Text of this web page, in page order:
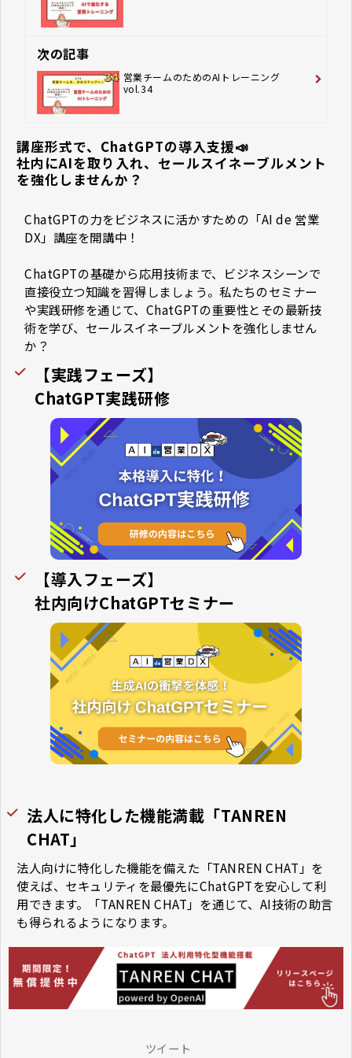
次の記事
営業チームのためのAIトレーニング
vol.34
講座形式で、ChatGPTの導入支援📣
社内にAIを取り入れ、セールスイネーブルメント
を強化しませんか？
ChatGPTの力をビジネスに活かすための「AI de 営業
DX」講座を開講中！
ChatGPTの基礎から応用技術まで、ビジネスシーンで
直接役立つ知識を習得しましょう。私たちのセミナー
や実践研修を通じて、ChatGPTの重要性とその最新技
術を学び、セールスイネーブルメントを強化しません
か？
【導入フェーズ】
社内向けChatGPTセミナー
【実践フェーズ】
ChatGPT実践研修
法人に特化した機能満載「TANREN
CHAT」
法人向けに特化した機能を備えた「TANREN CHAT」を
使えば、セキュリティを最優先にChatGPTを安心して利
用できます。「TANREN CHAT」を通じて、AI技術の助言
も得られるようになります。
ツイート